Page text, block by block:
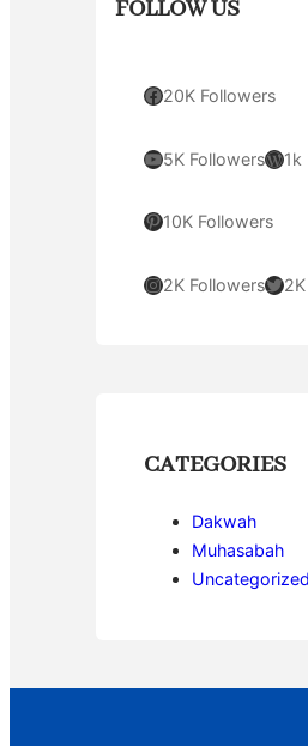
FOLLOW US
Facebook 20K Followers
YouTube 5K FollowersWordPress 1k
Pinterest 10K Followers
Instagram 2K FollowersTwitter
CATEGORIES
Dakwah
Muhasabah
Uncategorized